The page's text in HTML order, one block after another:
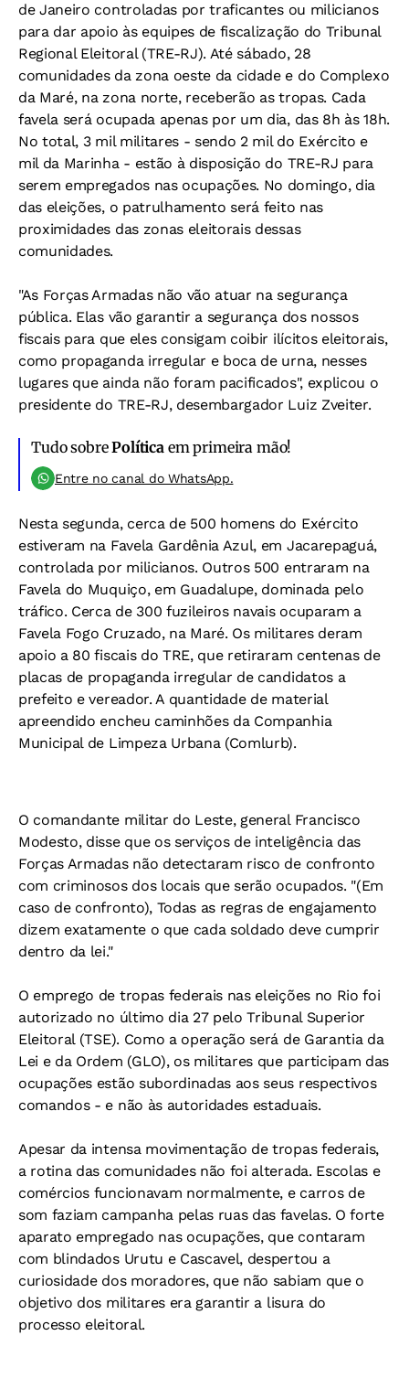
de Janeiro controladas por traficantes ou milicianos
para dar apoio às equipes de fiscalização do Tribunal
Regional Eleitoral (TRE-RJ). Até sábado, 28
comunidades da zona oeste da cidade e do Complexo
da Maré, na zona norte, receberão as tropas. Cada
favela será ocupada apenas por um dia, das 8h às 18h.
No total, 3 mil militares - sendo 2 mil do Exército e
mil da Marinha - estão à disposição do TRE-RJ para
serem empregados nas ocupações. No domingo, dia
das eleições, o patrulhamento será feito nas
proximidades das zonas eleitorais dessas
comunidades.
"As Forças Armadas não vão atuar na segurança
pública. Elas vão garantir a segurança dos nossos
fiscais para que eles consigam coibir ilícitos eleitorais,
como propaganda irregular e boca de urna, nesses
lugares que ainda não foram pacificados", explicou o
presidente do TRE-RJ, desembargador Luiz Zveiter.
Tudo sobrePolíticaem primeira mão!
Entre no canal do WhatsApp.
Nesta segunda, cerca de 500 homens do Exército
estiveram na Favela Gardênia Azul, em Jacarepaguá,
controlada por milicianos. Outros 500 entraram na
Favela do Muquiço, em Guadalupe, dominada pelo
tráfico. Cerca de 300 fuzileiros navais ocuparam a
Favela Fogo Cruzado, na Maré. Os militares deram
apoio a 80 fiscais do TRE, que retiraram centenas de
placas de propaganda irregular de candidatos a
prefeito e vereador. A quantidade de material
apreendido encheu caminhões da Companhia
Municipal de Limpeza Urbana (Comlurb).
O comandante militar do Leste, general Francisco
Modesto, disse que os serviços de inteligência das
Forças Armadas não detectaram risco de confronto
com criminosos dos locais que serão ocupados. "(Em
caso de confronto), Todas as regras de engajamento
dizem exatamente o que cada soldado deve cumprir
dentro da lei."
O emprego de tropas federais nas eleições no Rio foi
autorizado no último dia 27 pelo Tribunal Superior
Eleitoral (TSE). Como a operação será de Garantia da
Lei e da Ordem (GLO), os militares que participam das
ocupações estão subordinadas aos seus respectivos
comandos - e não às autoridades estaduais.
Apesar da intensa movimentação de tropas federais,
a rotina das comunidades não foi alterada. Escolas e
comércios funcionavam normalmente, e carros de
som faziam campanha pelas ruas das favelas. O forte
aparato empregado nas ocupações, que contaram
com blindados Urutu e Cascavel, despertou a
curiosidade dos moradores, que não sabiam que o
objetivo dos militares era garantir a lisura do
processo eleitoral.